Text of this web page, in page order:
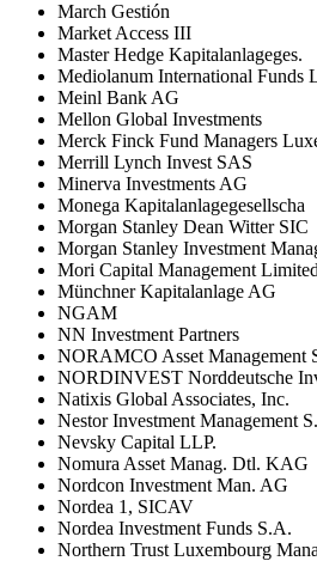
March Gestión
Market Access III
Master Hedge Kapitalanlageges.
Mediolanum International Funds
Meinl Bank AG
Mellon Global Investments
Merck Finck Fund Managers
Merrill Lynch Invest SAS
Minerva Investments AG
Monega Kapitalanlagegesellscha
Morgan Stanley Dean Witter SIC
Morgan Stanley Investment
Mori Capital Management Limited
Münchner Kapitalanlage AG
NGAM
NN Investment Partners
NORAMCO Asset Management
NORDINVEST Norddeutsche
Natixis Global Associates, Inc.
Nestor Investment Management
Nevsky Capital LLP.
Nomura Asset Manag. Dtl. KAG
Nordcon Investment Man. AG
Nordea 1, SICAV
Nordea Investment Funds S.A.
Northern Trust Luxembourg